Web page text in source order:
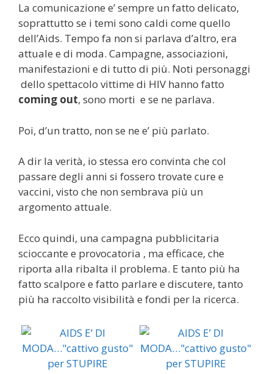
La comunicazione e’ sempre un fatto delicato,
soprattutto se i temi sono caldi come quello
dell’Aids. Tempo fa non si parlava d’altro, era
attuale e di moda. Campagne, associazioni,
manifestazioni e di tutto di più. Noti personaggi
dello spettacolo vittime di HIV hanno fatto
coming out, sono morti e se ne parlava.
Poi, d’un tratto, non se ne e’ più parlato.
A dir la verità, io stessa ero convinta che col
passare degli anni si fossero trovate cure e
vaccini, visto che non sembrava più un
argomento attuale.
Ecco quindi, una campagna pubblicitaria
scioccante e provocatoria , ma efficace, che
riporta alla ribalta il problema. E tanto più ha
fatto scalpore e fatto parlare e discutere, tanto
più ha raccolto visibilità e fondi per la ricerca.